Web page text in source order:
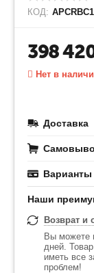
КОД:
398
Нет в
Доставка
Наши
Возврат и
Вы можете
дней.
иметь все
проблем!